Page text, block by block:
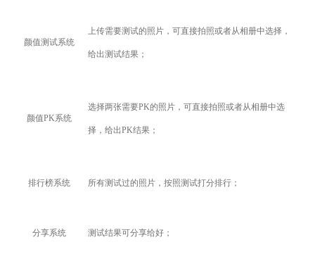
颜值测试系统
上传需要测试的照片，可直接拍照或者从相册中选择，
给出测试结果；
颜值PK系统
选择两张需要PK的照片，可直接拍照或者从相册中选
择，给出PK结果；
排行榜系统 所有测试过的照片，按照测试打分排行；
分享系统 测试结果可分享给好；